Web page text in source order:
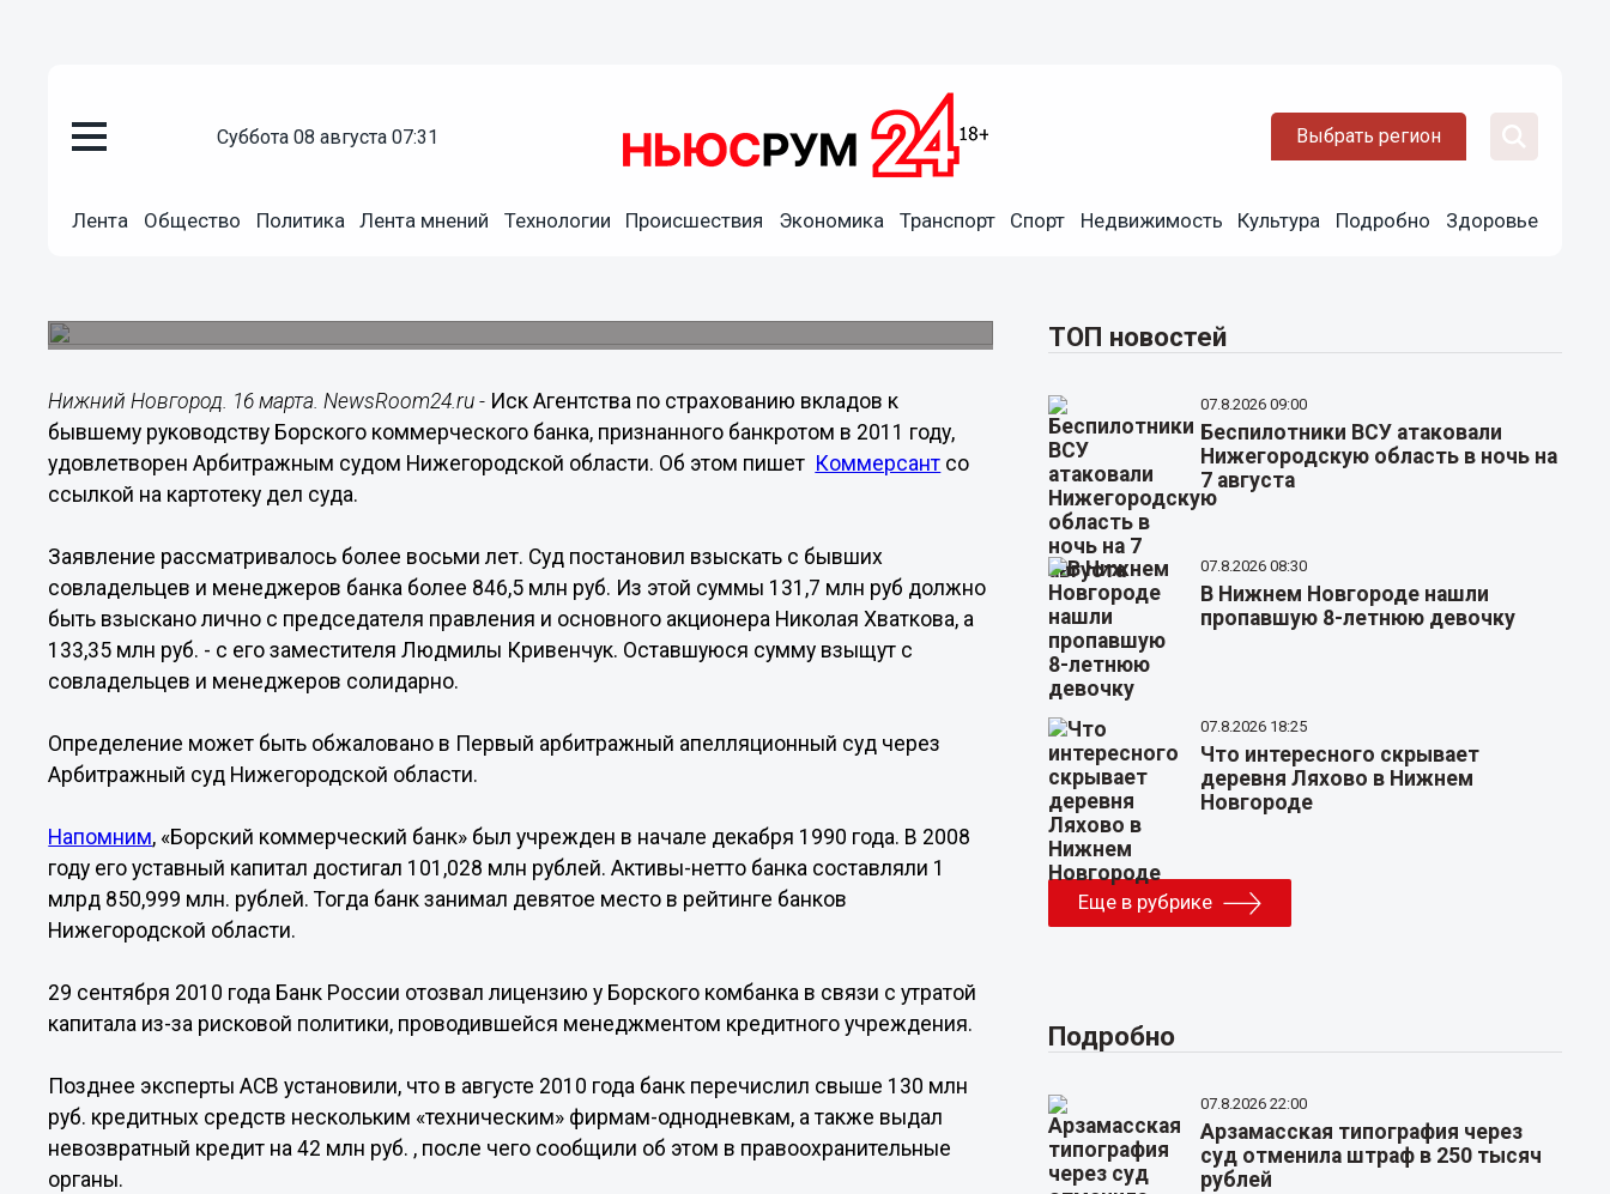
суббота 08 августа 07:31 Выбрать регион
Лента Общество Политика Лента мнений Технологии Происшествия Экономика Транспорт Спорт Недвижимость Культура Подробно Здоровье
Более 846 млн рублей взыщут с бывшего руководства
Нижний Новгород. 16 марта. NewsRoom24.ru - Иск Агентства по страхованию вкладов к
бывшему руководству Борского коммерческого банка, признанного банкротом в 2011 году,
удовлетворен Арбитражным судом Нижегородской области. Об этом пишет Коммерсант со
ссылкой на картотеку дел суда.
Заявление рассматривалось более восьми лет. Суд постановил взыскать с бывших
совладельцев и менеджеров банка более 846,5 млн руб. Из этой суммы 131,7 млн руб должно
быть взыскано лично с председателя правления и основного акционера Николая Хваткова, а
133,35 млн руб. - с его заместителя Людмилы Кривенчук. Оставшуюся сумму взыщут с
совладельцев и менеджеров солидарно.
Определение может быть обжаловано в Первый арбитражный апелляционный суд через
Арбитражный суд Нижегородской области.
Напомним, «Борский коммерческий банк» был учрежден в начале декабря 1990 года. В 2008
году его уставный капитал достигал 101,028 млн рублей. Активы-нетто банка составляли 1
млрд 850,999 млн. рублей. Тогда банк занимал девятое место в рейтинге банков
Нижегородской области.
29 сентября 2010 года Банк России отозвал лицензию у Борского комбанка в связи с утратой
капитала из-за рисковой политики, проводившейся менеджментом кредитного учреждения.
Позднее эксперты АСВ установили, что в августе 2010 года банк перечислил свыше 130 млн
руб. кредитных средств нескольким «техническим» фирмам-однодневкам, а также выдал
невозвратный кредит на 42 млн руб. , после чего сообщили об этом в правоохранительные
органы.
ТОП новостей
07.8.2026 09:00
Беспилотники ВСУ атаковали
Нижегородскую область в ночь на
7 августа
07.8.2026 08:30
В Нижнем Новгороде нашли
пропавшую 8-летнюю девочку
07.8.2026 18:25
Что интересного скрывает
деревня Ляхово в Нижнем
Новгороде
Еще в рубрике
Подробно
07.8.2026 22:00
Арзамасская типография через
суд отменила штраф в 250 тысяч
рублей